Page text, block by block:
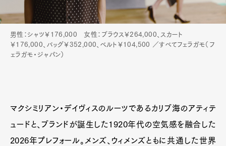
男性：シャツ￥176,000 女性：ブラウス￥264,000、スカート
￥176,000、バッグ￥352,000、ベルト￥104,500 ／すべてフェラガモ（フ
ェラガモ・ジャパン）
マクシミリアン・デイヴィスのルーツであるカリブ海のアティテ
ュードと、ブランドが誕生した1920年代の空気感を融合した
2026年プレフォール。メンズ、ウィメンズともに共通した世界